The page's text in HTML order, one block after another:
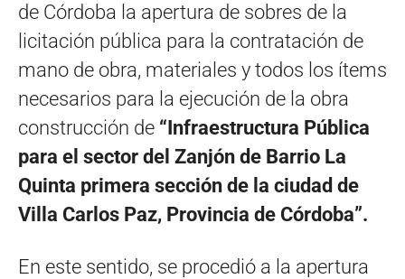
de Córdoba la apertura de sobres de la
licitación pública para la contratación de
mano de obra, materiales y todos los ítems
necesarios para la ejecución de la obra
construcción de “Infraestructura Pública
para el sector del Zanjón de Barrio La
Quinta primera sección de la ciudad de
Villa Carlos Paz, Provincia de Córdoba”.
En este sentido, se procedió a la apertura